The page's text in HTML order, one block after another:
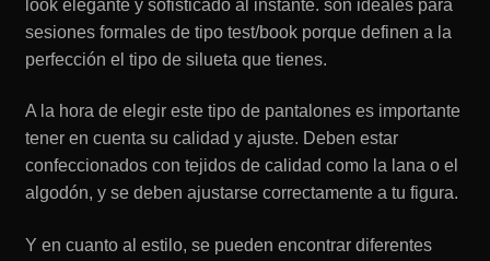
look elegante y sofisticado al instante. son ideales para
sesiones formales de tipo test/book porque definen a la
perfección el tipo de silueta que tienes.
A la hora de elegir este tipo de pantalones es importante
tener en cuenta su calidad y ajuste. Deben estar
confeccionados con tejidos de calidad como la lana o el
algodón, y se deben ajustarse correctamente a tu figura.
Y en cuanto al estilo, se pueden encontrar diferentes